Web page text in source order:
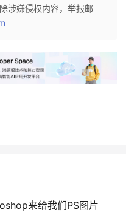
涉嫌侵权内容，举报邮
来给我们PS图片